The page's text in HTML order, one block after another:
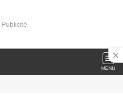
Publicité
MENU